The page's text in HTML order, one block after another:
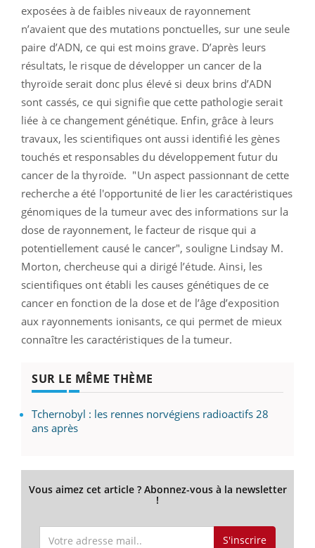
exposées à de faibles niveaux de rayonnement
n’avaient que des mutations ponctuelles, sur une seule
paire d’ADN, ce qui est moins grave. D’après leurs
résultats, le risque de développer un cancer de la
thyroïde serait donc plus élevé si deux brins d’ADN
sont cassés, ce qui signifie que cette pathologie serait
liée à ce changement génétique. Enfin, grâce à leurs
travaux, les scientifiques ont aussi identifié les gènes
touchés et responsables du développement futur du
cancer de la thyroïde. "Un aspect passionnant de cette
recherche a été l'opportunité de lier les caractéristiques
génomiques de la tumeur avec des informations sur la
dose de rayonnement, le facteur de risque qui a
potentiellement causé le cancer", souligne Lindsay M.
Morton, chercheuse qui a dirigé l’étude. Ainsi, les
scientifiques ont établi les causes génétiques de ce
cancer en fonction de la dose et de l’âge d’exposition
aux rayonnements ionisants, ce qui permet de mieux
connaître les caractéristiques de la tumeur.
SUR LE MÊME THÈME
Tchernobyl : les rennes norvégiens radioactifs 28
ans après
Vous aimez cet article ? Abonnez-vous à la newsletter
!
S'inscrire